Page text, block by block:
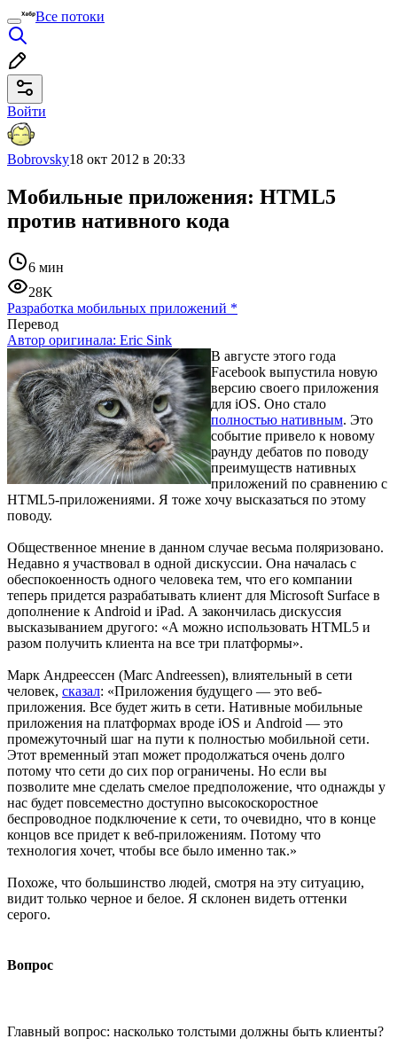
Все потоки
Войти
Bobrovsky18 окт 2012 в 20:33
Мобильные приложения: HTML5
против нативного кода
6 мин
28K
Разработка мобильных приложений *
Перевод
Автор оригинала: Eric Sink
В августе этого года
Facebook выпустила новую
версию своего приложения
для iOS. Оно стало
полностью нативным. Это
событие привело к новому
раунду дебатов по поводу
преимуществ нативных
приложений по сравнению с
HTML5-приложениями. Я тоже хочу высказаться по этому
поводу.
Общественное мнение в данном случае весьма поляризовано.
Недавно я участвовал в одной дискуссии. Она началась с
обеспокоенность одного человека тем, что его компании
теперь придется разрабатывать клиент для Microsoft Surface в
дополнение к Android и iPad. А закончилась дискуссия
высказыванием другого: «А можно использовать HTML5 и
разом получить клиента на все три платформы».
Марк Андреессен (Marc Andreessen), влиятельный в сети
человек, сказал: «Приложения будущего — это веб-
приложения. Все будет жить в сети. Нативные мобильные
приложения на платформах вроде iOS и Android — это
промежуточный шаг на пути к полностью мобильной сети.
Этот временный этап может продолжаться очень долго
потому что сети до сих пор ограничены. Но если вы
позволите мне сделать смелое предположение, что однажды у
нас будет повсеместно доступно высокоскоростное
беспроводное подключение к сети, то очевидно, что в конце
концов все придет к веб-приложениям. Потому что
технология хочет, чтобы все было именно так.»
Похоже, что большинство людей, смотря на эту ситуацию,
видит только черное и белое. Я склонен видеть оттенки
серого.
Вопрос
Главный вопрос: насколько толстыми должны быть клиенты?